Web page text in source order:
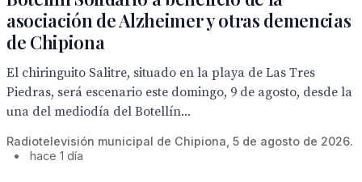
asociación de Alzheimer y otras demencias
de Chipiona
El chiringuito Salitre, situado en la playa de Las Tres
Piedras, será escenario este domingo, 9 de agosto, desde la
una del mediodía del Botellín...
Radiotelevisión municipal de Chipiona, 5 de agosto de 2026.
•
hace 1 día